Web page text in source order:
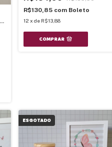
R$130,85 com Boleto
12 xde R$13,88
COMPRAR
ESGOTADO